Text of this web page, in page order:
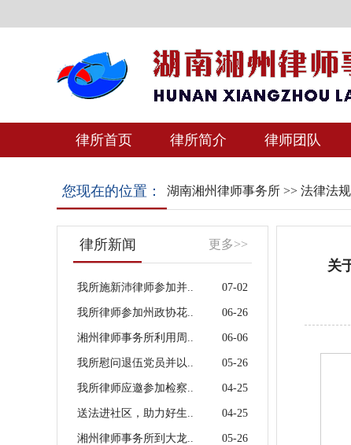
律所首页 律所简介 律师团队
您现在的位置： 湖南湘州律师事务所 >> 法律法规
律所新闻 更多>>
我所施新沛律师参加并.. 07-02
我所律师参加州政协花.. 06-26
湘州律师事务所利用周.. 06-06
我所慰问退伍党员并以.. 05-26
我所律师应邀参加检察.. 04-25
送法进社区，助力好生.. 04-25
湘州律师事务所到大龙.. 05-26
关